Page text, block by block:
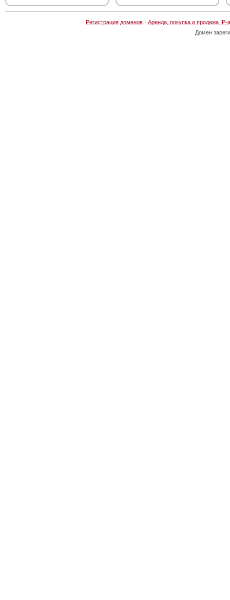
Регистрация доменов· Аренда, покупка и продажа IP-
Домен